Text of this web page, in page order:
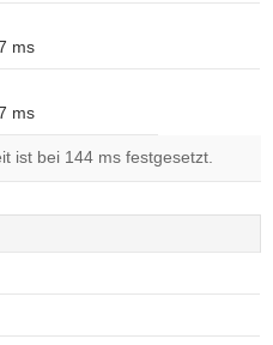
ms
ms
ist bei 144 ms festgesetzt.